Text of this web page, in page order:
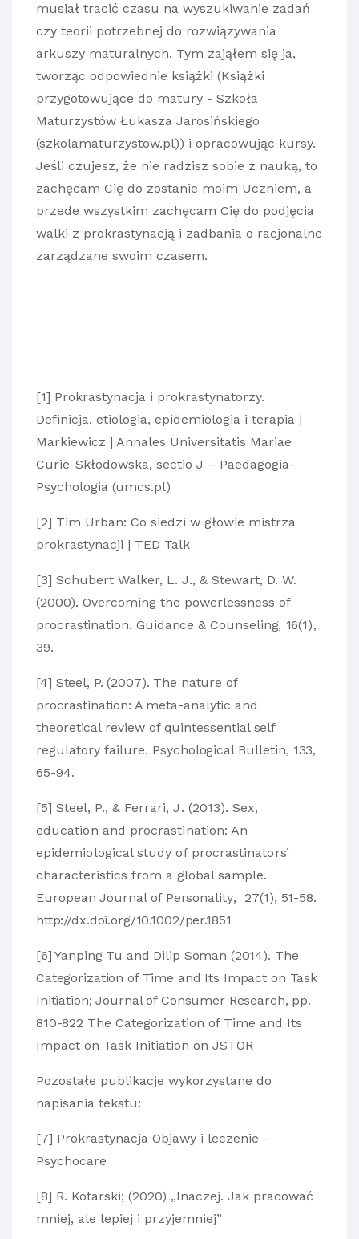
musiał tracić czasu na wyszukiwanie zadań
czy teorii potrzebnej do rozwiązywania
arkuszy maturalnych. Tym zająłem się ja,
tworząc odpowiednie książki (Książki
przygotowujące do matury - Szkoła
Maturzystów Łukasza Jarosińskiego
(szkolamaturzystow.pl)) i opracowując kursy.
Jeśli czujesz, że nie radzisz sobie z nauką, to
zachęcam Cię do zostanie moim Uczniem, a
przede wszystkim zachęcam Cię do podjęcia
walki z prokrastynacją i zadbania o racjonalne
zarządzane swoim czasem.
[1] Prokrastynacja i prokrastynatorzy.
Definicja, etiologia, epidemiologia i terapia |
Markiewicz | Annales Universitatis Mariae
Curie-Skłodowska, sectio J – Paedagogia-
Psychologia (umcs.pl)
[2] Tim Urban: Co siedzi w głowie mistrza
prokrastynacji | TED Talk
[3] Schubert Walker, L. J., & Stewart, D. W.
(2000). Overcoming the powerlessness of
procrastination. Guidance & Counseling, 16(1),
39.
[4] Steel, P. (2007). The nature of
procrastination: A meta-analytic and
theoretical review of quintessential self
regulatory failure. Psychological Bulletin, 133,
65-94.
[5] Steel, P., & Ferrari, J. (2013). Sex,
education and procrastination: An
epidemiological study of procrastinators’
characteristics from a global sample.
European Journal of Personality,27(1), 51-58.
http://dx.doi.org/10.1002/per.1851
[6] Yanping Tu and Dilip Soman (2014). The
Categorization of Time and Its Impact on Task
Initiation; Journal of Consumer Research, pp.
810-822 The Categorization of Time and Its
Impact on Task Initiation on JSTOR
Pozostałe publikacje wykorzystane do
napisania tekstu:
[7] Prokrastynacja Objawy i leczenie -
Psychocare
[8] R. Kotarski; (2020) „Inaczej. Jak pracować
mniej, ale lepiej i przyjemniej”